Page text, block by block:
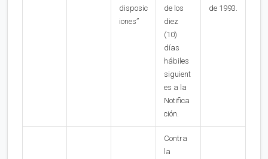
disposic
iones”
de los
diez
(10)
días
hábiles
siguient
es a la
Notifica
ción.
de 1993.
Contra
la